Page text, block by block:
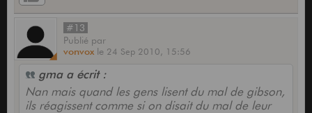
#13
Publié par
vonvox le 24 Sep 2010, 15:56
gma a écrit :
Nan mais quand les gens lisent du mal de gibson,
ils réagissent comme si on disait du mal de leur